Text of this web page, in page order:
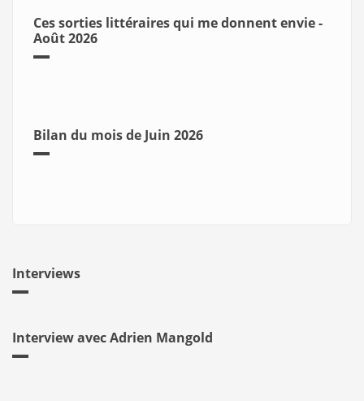
Ces sorties littéraires qui me donnent envie -
Août 2026
Bilan du mois de Juin 2026
Interviews
Interview avec Adrien Mangold